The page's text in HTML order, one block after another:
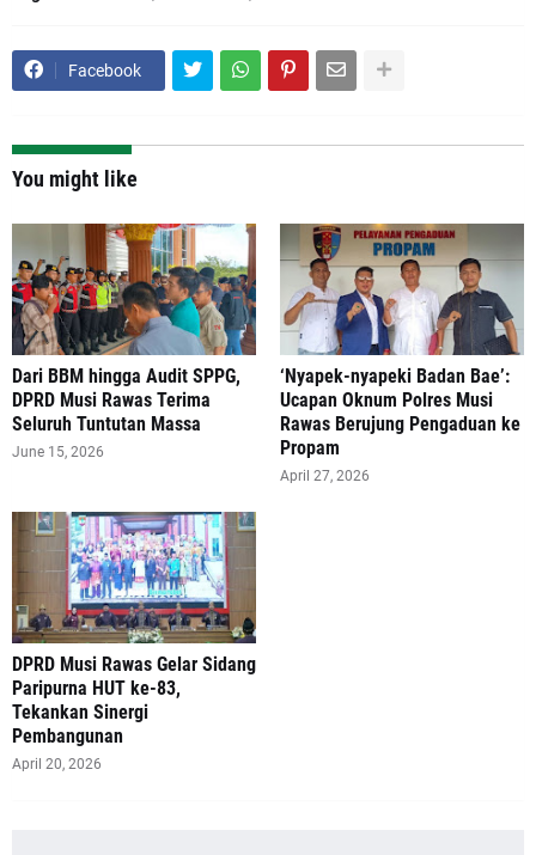
Facebook
You might like
Dari BBM hingga Audit SPPG,
DPRD Musi Rawas Terima
Seluruh Tuntutan Massa
June 15, 2026
‘Nyapek-nyapeki Badan Bae’:
Ucapan Oknum Polres Musi
Rawas Berujung Pengaduan ke
Propam
April 27, 2026
DPRD Musi Rawas Gelar Sidang
Paripurna HUT ke-83,
Tekankan Sinergi
Pembangunan
April 20, 2026